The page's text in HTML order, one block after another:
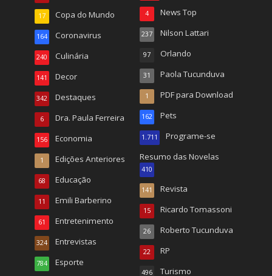
Copa do Mundo
17
Coronavirus
164
Culinária
240
Decor
141
Destaques
342
Dra. Paula Ferreira
6
Economia
156
Edições Anteriores
1
Educação
68
Emili Barberino
11
Entretenimento
61
Entrevistas
324
Esporte
784
News Top
4
Nilson Lattari
237
Orlando
97
Paola Tucunduva
31
PDF para Download
1
Pets
162
Programe-se
1.711
Resumo das Novelas
410
Revista
141
Ricardo Tomassoni
15
Roberto Tucunduva
26
RP
22
Turismo
496